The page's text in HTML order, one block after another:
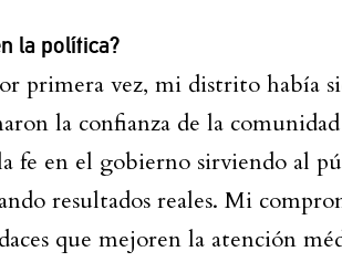
la política?
primera vez, mi distrito había
la confianza de la
fe en el gobierno sirviendo al
resultados reales. Mi
que mejoren la atención